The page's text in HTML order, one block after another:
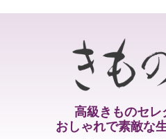
高級きものセレ
おしゃれで素敵な